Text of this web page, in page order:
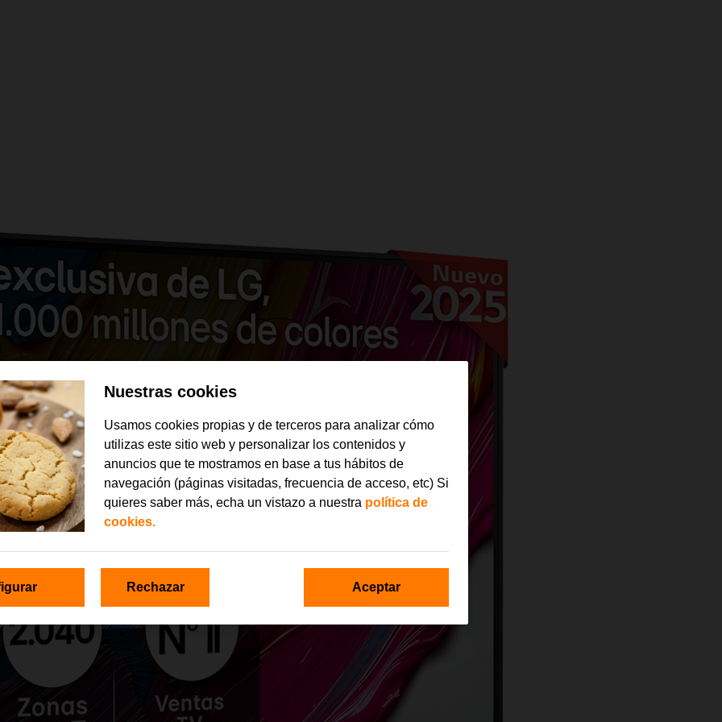
Nuestras cookies
Usamos cookies propias y de terceros para analizar cómo
utilizas este sitio web y personalizar los contenidos y
anuncios que te mostramos en base a tus hábitos de
navegación (páginas visitadas, frecuencia de acceso, etc) Si
quieres saber más, echa un vistazo a nuestra política de
cookies.
Rechazar Aceptar